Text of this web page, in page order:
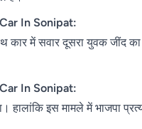
In Sonipat:
कार में सवार दूसरा युवक जींद
In Sonipat:
इस मामले में भाजपा